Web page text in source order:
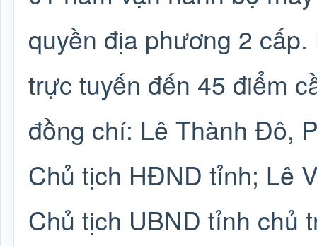
quyền địa phương 2
trực tuyến đến 45 điểm
đồng chí: Lê Thành Đô,
Chủ tịch HĐND tỉnh; Lê
Chủ tịch UBND tỉnh chủ